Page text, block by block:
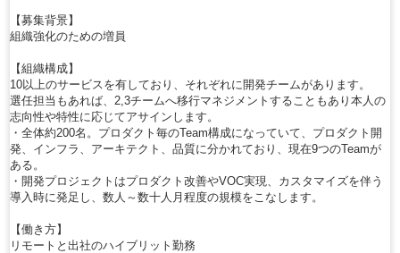
【募集背景】
組織強化のための増員
【組織構成】
10以上のサービスを有しており、それぞれに開発チームがあります。
選任担当もあれば、2,3チームへ移行マネジメントすることもあり本人の
志向性や特性に応じてアサインします。
・全体約200名。プロダクト毎のTeam構成になっていて、プロダクト開
発、インフラ、アーキテクト、品質に分かれており、現在9つのTeamが
ある。
・開発プロジェクトはプロダクト改善やVOC実現、カスタマイズを伴う
導入時に発足し、数人～数十人月程度の規模をこなします。
【働き方】
リモートと出社のハイブリット勤務